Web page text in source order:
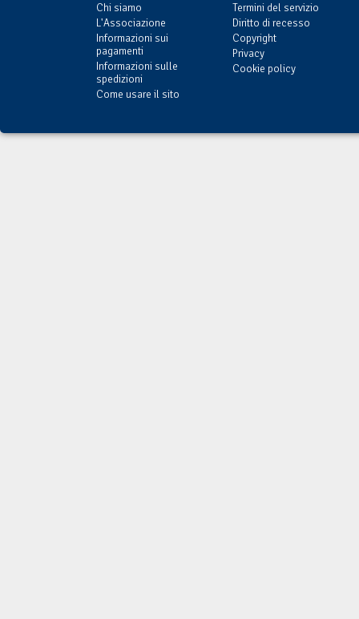
Chi siamo
L'Associazione
Informazioni sui
pagamenti
Informazioni sulle
spedizioni
Come usare il sito
Termini del servizio
Diritto di recesso
Copyright
Privacy
Cookie policy